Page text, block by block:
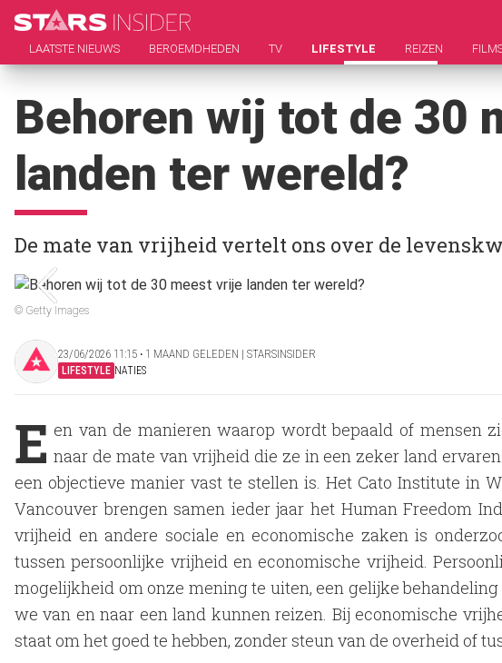
LAATSTE NIEUWS BEROEMDHEDEN TV LIFESTYLE REIZEN
Behoren wij tot de 30
landen ter wereld?
De mate van vrijheid vertelt ons over de
© Getty Images
23/06/2026 11:15 ‧ 1 MAAND GELEDEN | STARSINSIDER
LIFESTYLE NATIES
E en van de manieren waarop wordt bepaald of mensen
naar de mate van vrijheid die ze in een zeker land
een objectieve manier vast te stellen is. Het Cato Institute in
Vancouver brengen samen ieder jaar het Human Freedom
vrijheid en andere sociale en economische zaken is
tussen persoonlijke vrijheid en economische vrijheid.
mogelijkheid om onze mening te uiten, een gelijke
we van en naar een land kunnen reizen. Bij economische
staat om het goed te hebben, zonder steun van de overheid of